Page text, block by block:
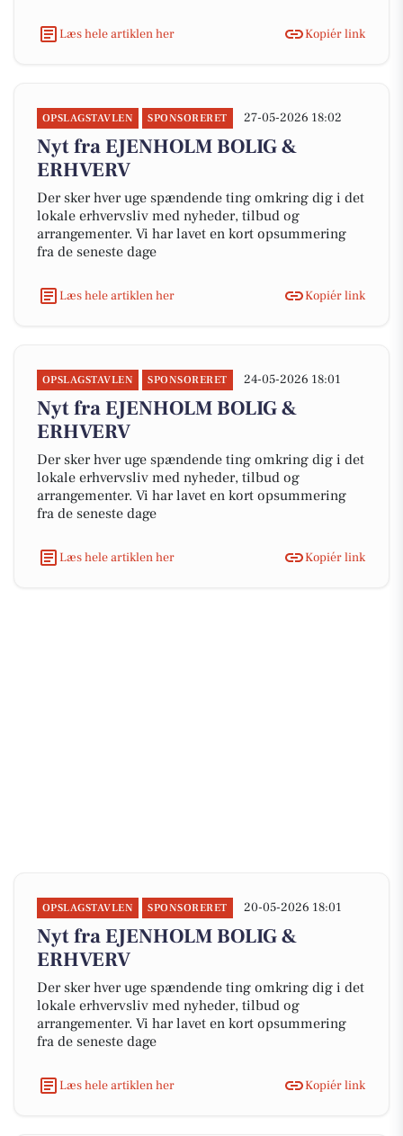
Læs hele artiklen her Kopiér link
OPSLAGSTAVLEN SPONSORERET 27-05-2026 18:02
Nyt fra EJENHOLM BOLIG &
ERHVERV
Der sker hver uge spændende ting omkring dig i det
lokale erhvervsliv med nyheder, tilbud og
arrangementer. Vi har lavet en kort opsummering
fra de seneste dage
Læs hele artiklen her Kopiér link
OPSLAGSTAVLEN SPONSORERET 24-05-2026 18:01
Nyt fra EJENHOLM BOLIG &
ERHVERV
Der sker hver uge spændende ting omkring dig i det
lokale erhvervsliv med nyheder, tilbud og
arrangementer. Vi har lavet en kort opsummering
fra de seneste dage
Læs hele artiklen her Kopiér link
OPSLAGSTAVLEN SPONSORERET 20-05-2026 18:01
Nyt fra EJENHOLM BOLIG &
ERHVERV
Der sker hver uge spændende ting omkring dig i det
lokale erhvervsliv med nyheder, tilbud og
arrangementer. Vi har lavet en kort opsummering
fra de seneste dage
Læs hele artiklen her Kopiér link